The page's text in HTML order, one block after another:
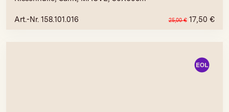
Art.-Nr. 158.101.016 25,00€ 17,50 €